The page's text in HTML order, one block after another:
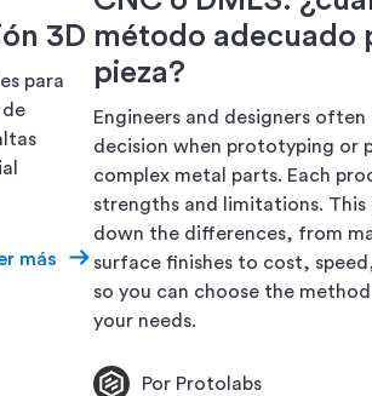
3D
para
más
método adecuado
pieza?
Engineers and designers
decision when prototyping or
complex metal parts. Each
strengths and limitations. This
down the differences, from
surface finishes to cost,
so you can choose the
your needs.
Por Protolabs